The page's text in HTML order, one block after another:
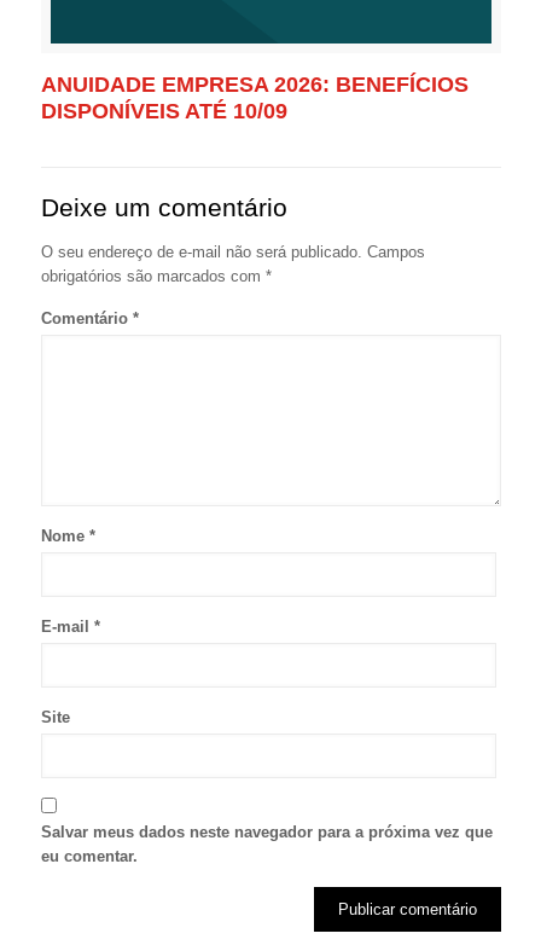
ANUIDADE EMPRESA 2026: BENEFÍCIOS
DISPONÍVEIS ATÉ 10/09
Deixe um comentário
O seu endereço de e-mail não será publicado. Campos
obrigatórios são marcados com *
Comentário *
Nome *
E-mail *
Site
Salvar meus dados neste navegador para a próxima vez que
eu comentar.